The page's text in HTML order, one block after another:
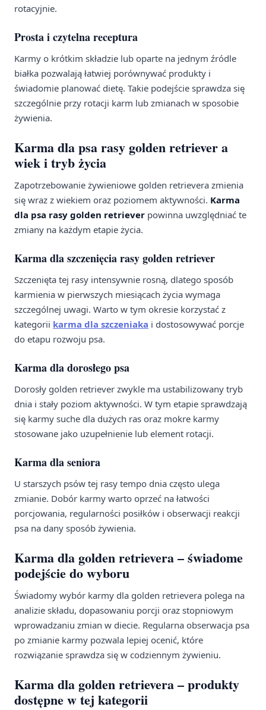
rotacyjnie.
Prosta i czytelna receptura
Karmy o krótkim składzie lub oparte na jednym źródle
białka pozwalają łatwiej porównywać produkty i
świadomie planować dietę. Takie podejście sprawdza się
szczególnie przy rotacji karm lub zmianach w sposobie
żywienia.
Karma dla psa rasy golden retriever a
wiek i tryb życia
Zapotrzebowanie żywieniowe golden retrievera zmienia
się wraz z wiekiem oraz poziomem aktywności. Karma
dla psa rasy golden retriever powinna uwzględniać te
zmiany na każdym etapie życia.
Karma dla szczenięcia rasy golden retriever
Szczenięta tej rasy intensywnie rosną, dlatego sposób
karmienia w pierwszych miesiącach życia wymaga
szczególnej uwagi. Warto w tym okresie korzystać z
kategorii karma dla szczeniaka i dostosowywać porcje
do etapu rozwoju psa.
Karma dla dorosłego psa
Dorosły golden retriever zwykle ma ustabilizowany tryb
dnia i stały poziom aktywności. W tym etapie sprawdzają
się karmy suche dla dużych ras oraz mokre karmy
stosowane jako uzupełnienie lub element rotacji.
Karma dla seniora
U starszych psów tej rasy tempo dnia często ulega
zmianie. Dobór karmy warto oprzeć na łatwości
porcjowania, regularności posiłków i obserwacji reakcji
psa na dany sposób żywienia.
Karma dla golden retrievera – świadome
podejście do wyboru
Świadomy wybór karmy dla golden retrievera polega na
analizie składu, dopasowaniu porcji oraz stopniowym
wprowadzaniu zmian w diecie. Regularna obserwacja psa
po zmianie karmy pozwala lepiej ocenić, które
rozwiązanie sprawdza się w codziennym żywieniu.
Karma dla golden retrievera – produkty
dostępne w tej kategorii